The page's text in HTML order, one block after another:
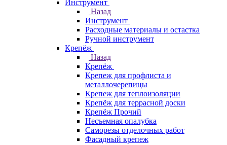
Инструмент
Назад
Инструмент
Расходные материалы и остастка
Ручной инструмент
Крепёж
Назад
Крепёж
Крепеж для профлиста и
металлочерепицы
Крепеж для теплоизоляции
Крепёж для террасной доски
Крепёж Прочий
Несъемная опалубка
Саморезы отделочных работ
Фасадный крепеж